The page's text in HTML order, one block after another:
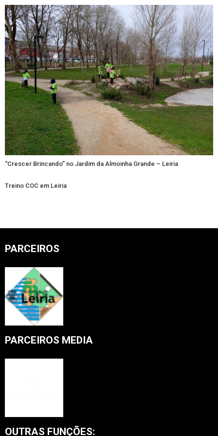
“Crescer Brincando” no Jardim da Almoinha Grande – Leiria
Treino COC em Leiria
PARCEIROS
PARCEIROS MEDIA
OUTRAS FUNÇÕES: